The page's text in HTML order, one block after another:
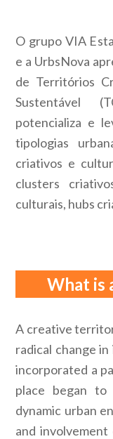
O grupo VIA
e a UrbsNova
de Territórios
Sustentável
potencializa e
tipologias
criativos e
clusters
culturais, hubs
What is
A creative
radical change in
incorporated a
place began
dynamic urban
and